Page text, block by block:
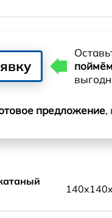
поймём
предложение,